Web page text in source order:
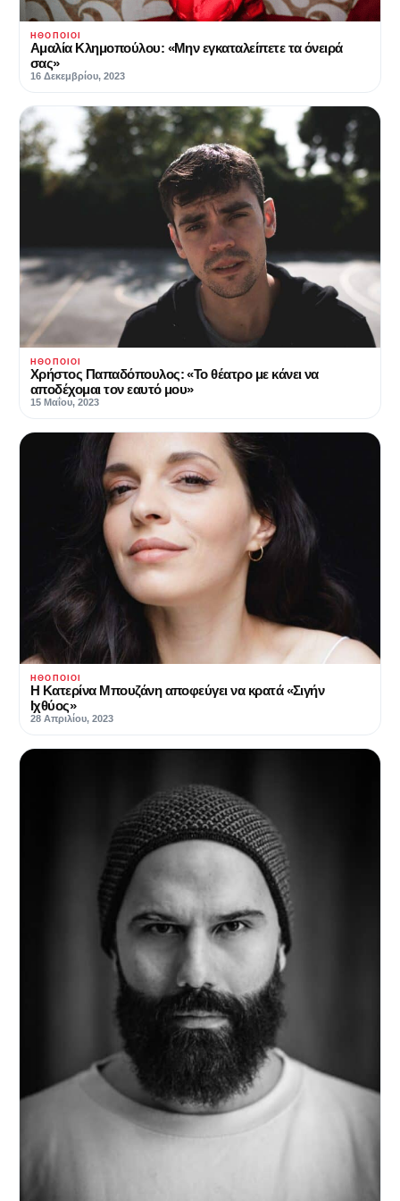
ΗΘΟΠΟΙΟΊ
Αμαλία Κλημοπούλου: «Μην εγκαταλείπετε τα όνειρά
σας»
16 Δεκεμβρίου, 2023
ΗΘΟΠΟΙΟΊ
Χρήστος Παπαδόπουλος: «Το θέατρο με κάνει να
αποδέχομαι τον εαυτό μου»
15 Μαΐου, 2023
ΗΘΟΠΟΙΟΊ
Η Κατερίνα Μπουζάνη αποφεύγει να κρατά «Σιγήν
Ιχθύος»
28 Απριλίου, 2023